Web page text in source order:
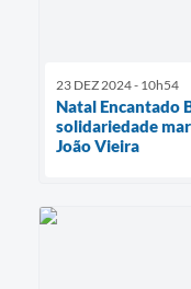
23 DEZ 2024 - 10h54
Natal Encantado
solidariedade
João Vieira